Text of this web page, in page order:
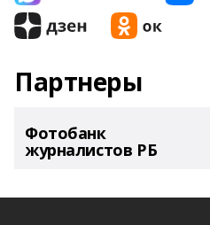
Партнеры
Фотобанк
журналистов РБ